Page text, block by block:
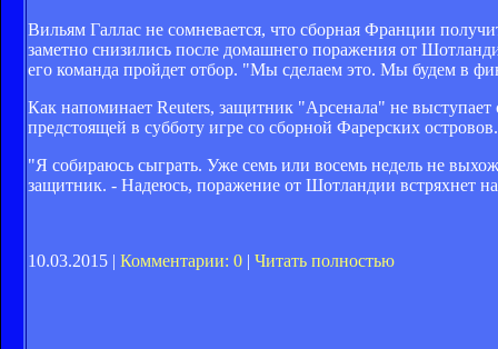
Вильям Галлас не сомневается, что сборная Франции
заметно снизились после домашнего поражения от
его команда пройдет отбор. "Мы сделаем это. Мы будем в
Как напоминает Reuters, защитник "Арсенала" не
предстоящей в субботу игре со сборной Фарерских островов.
"Я собираюсь сыграть. Уже семь или восемь недель не
защитник. - Надеюсь, поражение от Шотландии встряхнет
10.03.2015 | Комментарии: 0 | Читать полностью